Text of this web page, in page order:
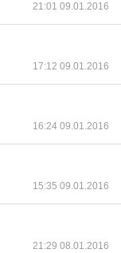
21:01 09.01.2016
17:12 09.01.2016
16:24 09.01.2016
15:35 09.01.2016
21:29 08.01.2016